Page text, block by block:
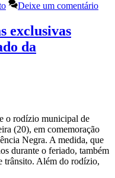
Deixe um comentário
exclusivas
da
o rodízio municipal de
(20), em comemoração
Negra. A medida, que
durante o feriado, também
trânsito. Além do rodízio,